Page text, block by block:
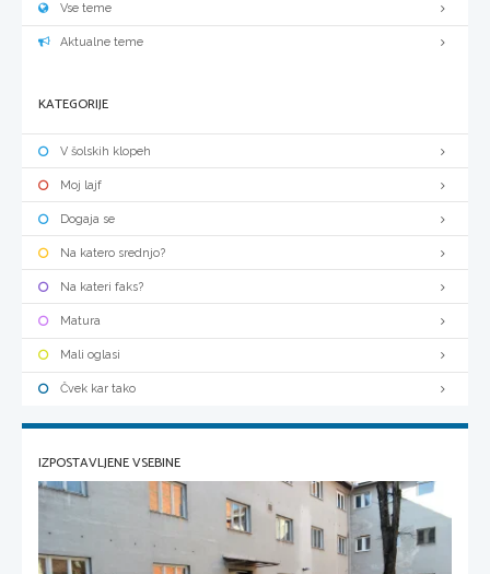
Vse teme
Aktualne teme
KATEGORIJE
V šolskih klopeh
Moj lajf
Dogaja se
Na katero srednjo?
Na kateri faks?
Matura
Mali oglasi
Čvek kar tako
IZPOSTAVLJENE VSEBINE